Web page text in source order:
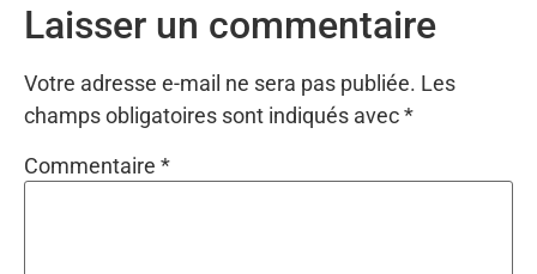
Laisser un commentaire
Votre adresse e-mail ne sera pas publiée. Les
champs obligatoires sont indiqués avec*
Commentaire *